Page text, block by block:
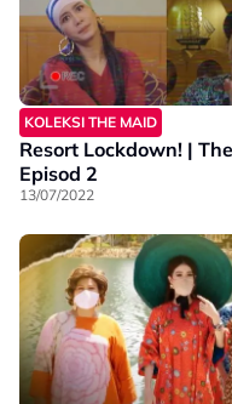
KOLEKSI THE MAID
Resort Lockdown! |
Episod 2
13/07/2022